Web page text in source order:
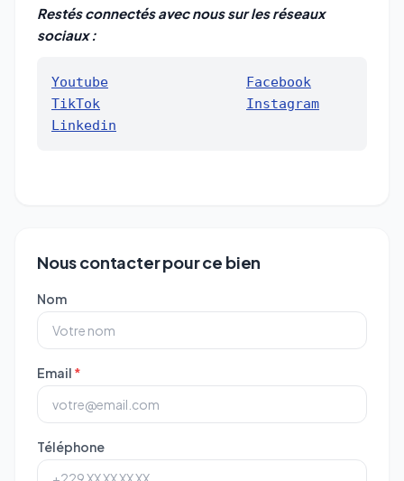
Restés connectés avec nous sur les réseaux
sociaux :
Youtube
Facebook
TikTok
Instagram
Linkedin
Nous contacter pour ce bien
Nom
Email *
Téléphone